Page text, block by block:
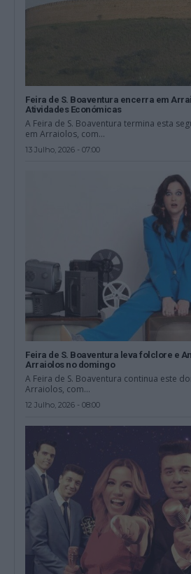
Feira de S. Boaventura encerra em
Atividades Económicas
A Feira de S. Boaventura termina esta
em Arraiolos, com...
13 Julho, 2026 - 07:00
Feira de S. Boaventura leva folclore e
Arraiolos no domingo
A Feira de S. Boaventura continua este
Arraiolos, com...
12 Julho, 2026 - 08:00